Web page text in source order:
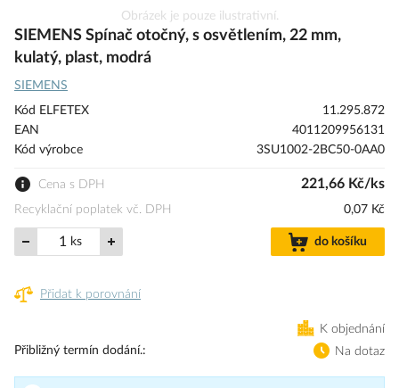
na
začátek
s
obrázky
Obrázek je pouze ilustrativní.
SIEMENS Spínač otočný, s osvětlením, 22 mm,
kulatý, plast, modrá
SIEMENS
Kód ELFETEX
11.295.872
EAN
4011209956131
Kód výrobce
3SU1002-2BC50-0AA0
Cena s DPH 221,66 Kč/ks
Recyklační poplatek vč. DPH 0,07 Kč
ks do košíku
Přidat k porovnání
K objednání
Přibližný termín dodání.
Na dotaz